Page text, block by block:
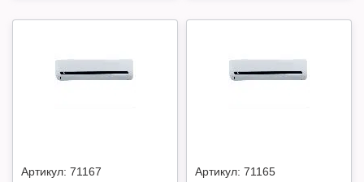
Артикул: 71167 Артикул: 71165